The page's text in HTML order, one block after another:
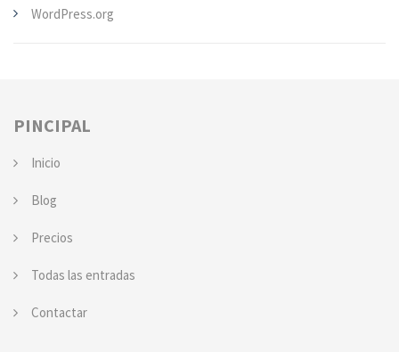
WordPress.org
PINCIPAL
Inicio
Blog
Precios
Todas las entradas
Contactar